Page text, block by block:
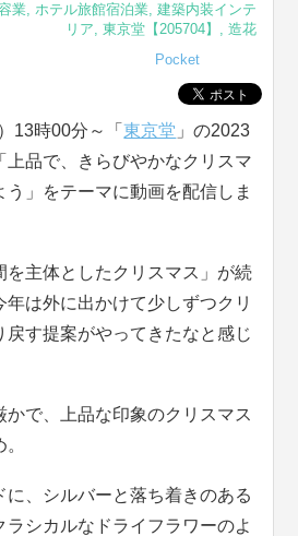
業, ホテル旅館宿泊業, 建築内装インテ
リア, 東京堂【205704】 , 造花
Pocket
13時00分～「東京堂 」の2023
上品で、きらびやかなクリスマ
う」をテーマに動画を配信しま
を主体としたクリスマス」が続
年は外に出かけて少しずつクリ
戻す提案がやってきたなと感じ
かで、上品な印象のクリスマス
に、シルバーと落ち着きのある
ラシカルなドライフラワーのよ